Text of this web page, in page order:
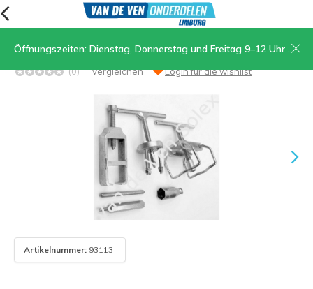
Öffnungszeiten: Dienstag, Donnerstag und Freitag 9–12 Uhr und 13.30–17 Uhr, Samstag 9–12 Uhr
Werkzeugsatz Solex Alle Typen
(0) Vergleichen Login für die wishlist
Artikelnummer: 93113